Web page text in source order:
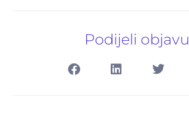
Podijeli objavu